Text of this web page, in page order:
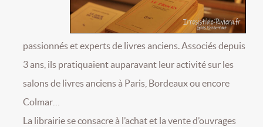
passionnés et experts de livres anciens. Associés depuis
3 ans, ils pratiquaient auparavant leur activité sur les
salons de livres anciens à Paris, Bordeaux ou encore
Colmar…
La librairie se consacre à l’achat et la vente d’ouvrages